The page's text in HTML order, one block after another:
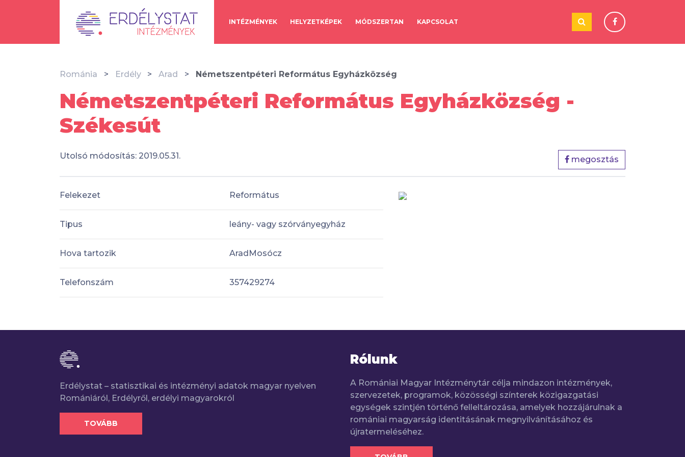
INTÉZMÉNYEK HELYZETKÉPEK MÓDSZERTAN KAPCSOLAT
Románia Erdély Arad Németszentpéteri Református Egyházközség
Németszentpéteri Református Egyházközség -
Székesút
Utolsó módosítás: 2019.05.31. megosztás
Felekezet Református
Tipus leány- vagy szórványegyház
Hova tartozik AradMosócz
Telefonszám 357429274
Erdélystat – statisztikai és intézményi adatok magyar nyelven
Romániáról, Erdélyről, erdélyi magyarokról
TOVÁBB
Rólunk
A Romániai Magyar Intézménytár célja mindazon intézmények,
szervezetek, programok, közösségi színterek közigazgatási
egységek szintjén történő felleltározása, amelyek hozzájárulnak a
romániai magyarság identitásának megnyilvánításához és
újratermeléséhez.